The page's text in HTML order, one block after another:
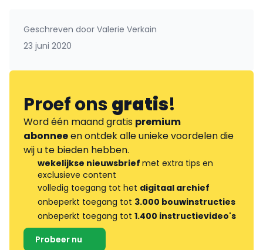
Geschreven door Valerie Verkain
23 juni 2020
Proef onsgratis!
Word één maand gratis premium
abonneeen ontdek alle unieke voordelen die
wij u te bieden hebben.
wekelijkse nieuwsbrief met extra tips en
exclusieve content
volledig toegang tot het digitaal archief
onbeperkt toegang tot 3.000 bouwinstructies
onbeperkt toegang tot 1.400 instructievideo's
Probeer nu